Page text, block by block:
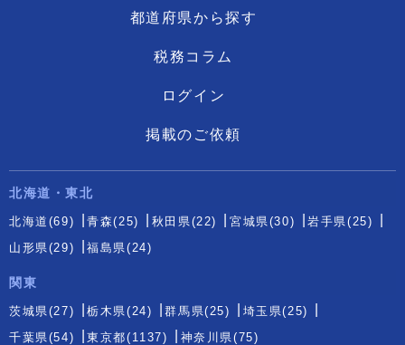
都道府県から探す
税務コラム
ログイン
掲載のご依頼
北海道・東北
北海道(69) 青森(25) 秋田県(22) 宮城県(30)
岩手県(25)
山形県(29)
福島県(24)
関東
茨城県(27) 栃木県(24) 群馬県(25)
埼玉県(25)
千葉県(54)
東京都(1137) 神奈川県(75)